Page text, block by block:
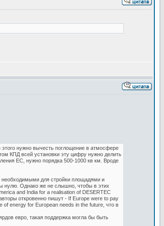
нужно вычесть поглощение в атмосфере
КПД всей установки эту цифру нужно делить
ЕС, нужно порядка 500-1000 кв км. Вроде
для стройки площадями и
нулю. Однако же не слышно, чтобы в этих
and India for a realisation of DESERTEC
откровенно пишут - If Europe were to pay
energy for European needs in the future, что в
евро, такая поддержка могла бы быть